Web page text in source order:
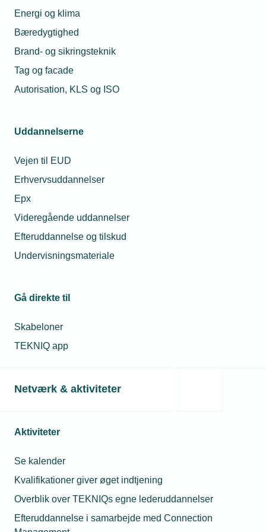
Energi og klima
Bæredygtighed
Brand- og sikringsteknik
Tag og facade
Autorisation, KLS og ISO
Uddannelserne
Vejen til EUD
Erhvervsuddannelser
Epx
Videregående uddannelser
Efteruddannelse og tilskud
Undervisningsmateriale
Gå direkte til
Skabeloner
TEKNIQ app
Netværk & aktiviteter
Aktiviteter
Se kalender
Kvalifikationer giver øget indtjening
Overblik over TEKNIQs egne lederuddannelser
Efteruddannelse i samarbejde med Connection
på din digitale
indsats
Relaterede nyheder
robotteknologi.
Har du din første robot i gang i produktionen?